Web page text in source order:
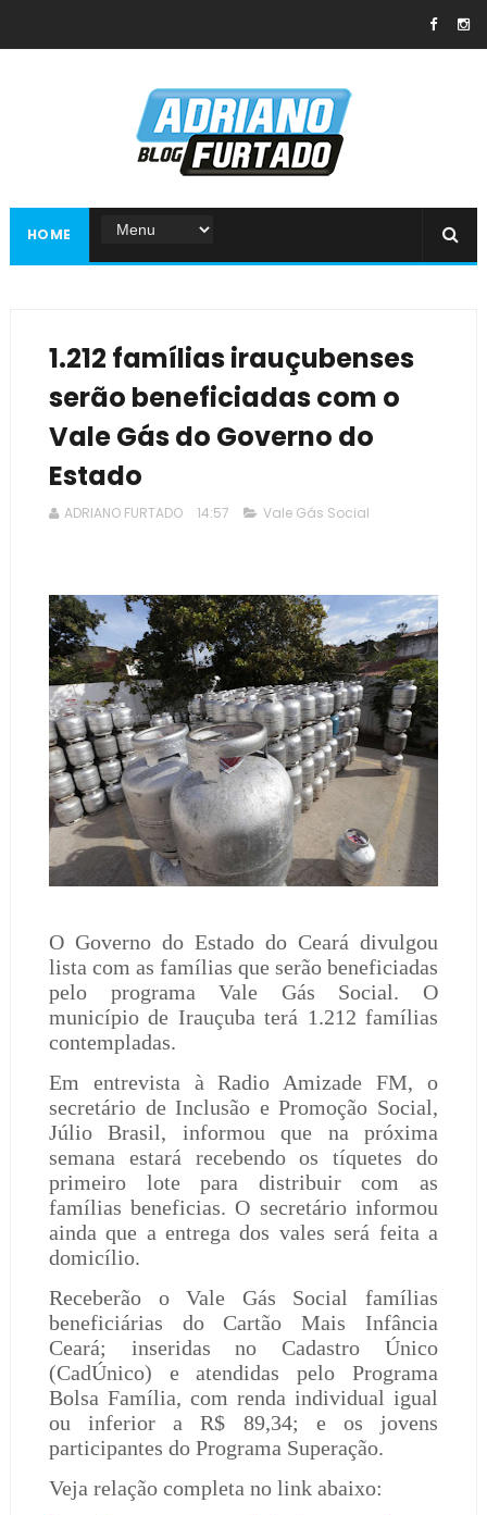
HOME
1.212 famílias irauçubenses
serão beneficiadas com o
Vale Gás do Governo do
Estado
ADRIANO FURTADO 14:57 Vale Gás Social
O Governo do Estado do Ceará divulgou
lista com as famílias que serão beneficiadas
pelo programa Vale Gás Social. O
município de Irauçuba terá 1.212 famílias
contempladas.
Em entrevista à Radio Amizade FM, o
secretário de Inclusão e Promoção Social,
Júlio Brasil, informou que na próxima
semana estará recebendo os tíquetes do
primeiro lote para distribuir com as
famílias beneficias. O secretário informou
ainda que a entrega dos vales será feita a
domicílio.
Receberão o Vale Gás Social famílias
beneficiárias do Cartão Mais Infância
Ceará; inseridas no Cadastro Único
(CadÚnico) e atendidas pelo Programa
Bolsa Família, com renda individual igual
ou inferior a R$ 89,34; e os jovens
participantes do Programa Superação.
Veja relação completa no link abaixo: